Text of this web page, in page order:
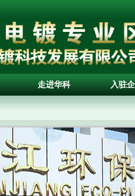
走进华科 入驻